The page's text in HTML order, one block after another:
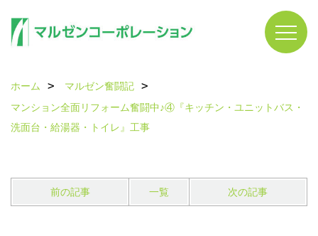
ホーム
マルゼン奮闘記
マンション全面リフォーム奮闘中♪④『キッチン・ユニットバス・
洗面台・給湯器・トイレ』工事
前の記事 一覧 次の記事